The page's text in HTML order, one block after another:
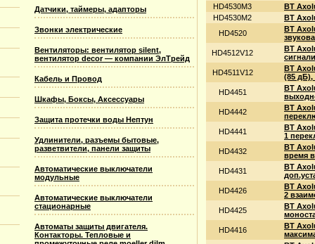
Датчики, таймеры, адапторы
Звонки электрические
Вентиляторы: вентилятор silent,
вентилятор decor — компании ЭлТрейд
Кабель и Провод
Шкафы, Боксы, Аксессуары
Защита протечки воды Нептун
Удлинители, разъемы бытовые,
разветвители, панели защиты
Автоматические выключатели
модульные
Автоматические выключатели
стационарные
Автоматы защиты двигателя.
Контакторы. Тепловые и
HD4530M3
BT
HD4530M2
BT
HD4520
BT
HD4512V12
BT
HD4511V12
BT
(85 дБ),
HD4451
BT
HD4442
BT
HD4441
BT
1
HD4432
BT
время
HD4431
BT
HD4426
BT
2
HD4425
BT
HD4416
BT